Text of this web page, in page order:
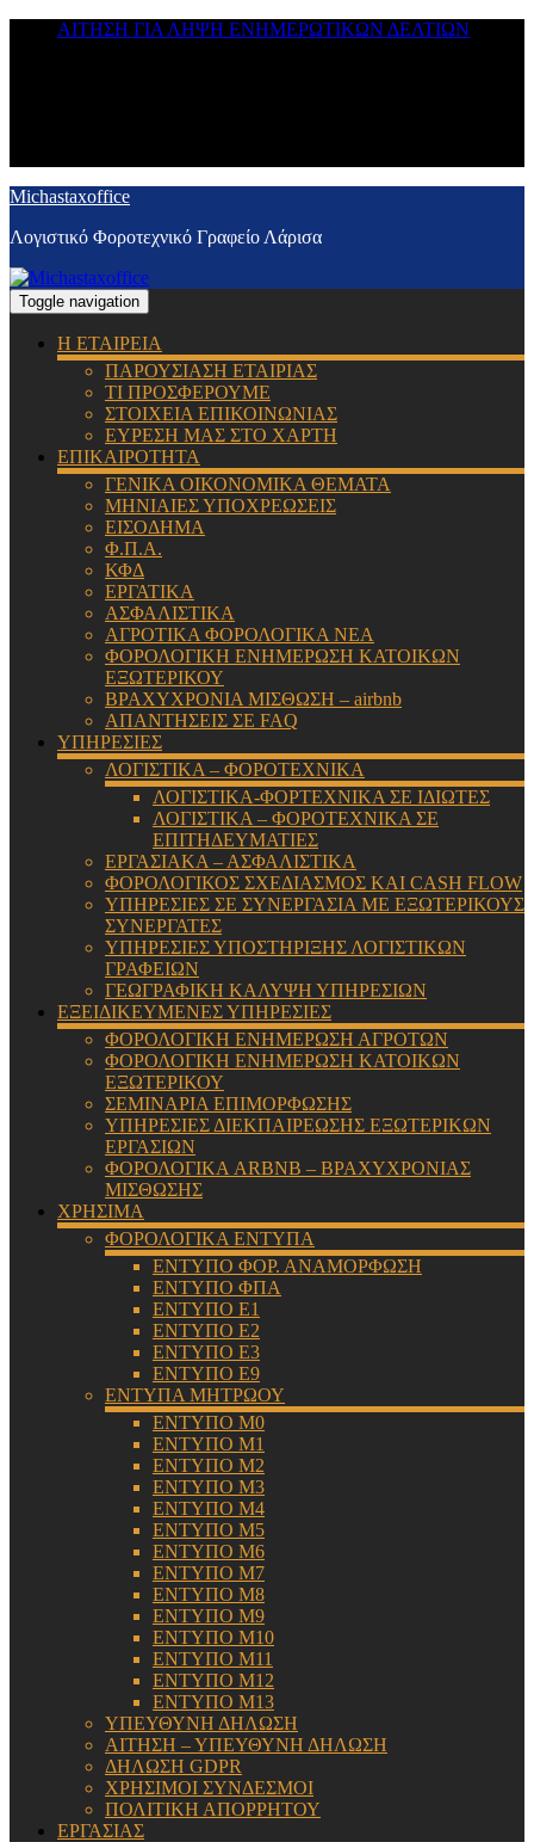
ΑΙΤΗΣΗ ΓΙΑ ΛΗΨΗ ΕΝΗΜΕΡΩΤΙΚΩΝ ΔΕΛΤΙΩΝ
Michastaxoffice
Λογιστικό Φοροτεχνικό Γραφείο Λάρισα
Toggle navigation
Η ΕΤΑΙΡΕΙΑ
ΠΑΡΟΥΣΙΑΣΗ ΕΤΑΙΡΙΑΣ
ΤΙ ΠΡΟΣΦΕΡΟΥΜΕ
ΣΤΟΙΧΕΙΑ ΕΠΙΚΟΙΝΩΝΙΑΣ
ΕΥΡΕΣΗ ΜΑΣ ΣΤΟ ΧΑΡΤΗ
ΕΠΙΚΑΙΡΟΤΗΤΑ
ΓΕΝΙΚΑ ΟΙΚΟΝΟΜΙΚΑ ΘΕΜΑΤΑ
ΜΗΝΙΑΙΕΣ ΥΠΟΧΡΕΩΣΕΙΣ
ΕΙΣΟΔΗΜΑ
Φ.Π.Α.
ΚΦΔ
ΕΡΓΑΤΙΚΑ
ΑΣΦΑΛΙΣΤΙΚΑ
ΑΓΡΟΤΙΚΑ ΦΟΡΟΛΟΓΙΚΑ ΝΕΑ
ΦΟΡΟΛΟΓΙΚΗ ΕΝΗΜΕΡΩΣΗ ΚΑΤΟΙΚΩΝ
ΕΞΩΤΕΡΙΚΟΥ
ΒΡΑΧΥΧΡΟΝΙΑ ΜΙΣΘΩΣΗ – airbnb
ΑΠΑΝΤΗΣΕΙΣ ΣΕ FAQ
ΥΠΗΡΕΣΙΕΣ
ΛΟΓΙΣΤΙΚΑ – ΦΟΡΟΤΕΧΝΙΚΑ
ΛΟΓΙΣΤΙΚΑ-ΦΟΡΤΕΧΝΙΚΑ ΣΕ ΙΔΙΩΤΕΣ
ΛΟΓΙΣΤΙΚΑ – ΦΟΡΟΤΕΧΝΙΚΑ ΣΕ
ΕΠΙΤΗΔΕΥΜΑΤΙΕΣ
ΕΡΓΑΣΙΑΚΑ – ΑΣΦΑΛΙΣΤΙΚΑ
ΦΟΡΟΛΟΓΙΚΟΣ ΣΧΕΔΙΑΣΜΟΣ ΚΑΙ CASH FLOW
ΥΠΗΡΕΣΙΕΣ ΣΕ ΣΥΝΕΡΓΑΣΙΑ ΜΕ ΕΞΩΤΕΡΙΚΟΥΣ
ΣΥΝΕΡΓΑΤΕΣ
ΥΠΗΡΕΣΙΕΣ ΥΠΟΣΤΗΡΙΞΗΣ ΛΟΓΙΣΤΙΚΩΝ
ΓΡΑΦΕΙΩΝ
ΓΕΩΓΡΑΦΙΚΗ ΚΑΛΥΨΗ ΥΠΗΡΕΣΙΩΝ
ΕΞΕΙΔΙΚΕΥΜΕΝΕΣ ΥΠΗΡΕΣΙΕΣ
ΦΟΡΟΛΟΓΙΚΗ ΕΝΗΜΕΡΩΣΗ ΑΓΡΟΤΩΝ
ΦΟΡΟΛΟΓΙΚΗ ΕΝΗΜΕΡΩΣΗ ΚΑΤΟΙΚΩΝ
ΕΞΩΤΕΡΙΚΟΥ
ΣΕΜΙΝΑΡΙΑ ΕΠΙΜΟΡΦΩΣΗΣ
ΥΠΗΡΕΣΙΕΣ ΔΙΕΚΠΑΙΡΕΩΣΗΣ ΕΞΩΤΕΡΙΚΩΝ
ΕΡΓΑΣΙΩΝ
ΦΟΡΟΛΟΓΙΚΑ ARBNB – ΒΡΑΧΥΧΡΟΝΙΑΣ
ΜΙΣΘΩΣΗΣ
ΧΡΗΣΙΜΑ
ΦΟΡΟΛΟΓΙΚΑ ΕΝΤΥΠΑ
ΕΝΤΥΠΟ ΦΟΡ. ΑΝΑΜΟΡΦΩΣΗ
ΕΝΤΥΠΟ ΦΠΑ
ΕΝΤΥΠΟ Ε1
ΕΝΤΥΠΟ Ε2
ΕΝΤΥΠΟ Ε3
ΕΝΤΥΠΟ Ε9
ΕΝΤΥΠΑ ΜΗΤΡΩΟΥ
ΕΝΤΥΠΟ Μ0
ΕΝΤΥΠΟ Μ1
ΕΝΤΥΠΟ Μ2
ΕΝΤΥΠΟ Μ3
ΕΝΤΥΠΟ Μ4
ΕΝΤΥΠΟ Μ5
ΕΝΤΥΠΟ Μ6
ΕΝΤΥΠΟ Μ7
ΕΝΤΥΠΟ Μ8
ΕΝΤΥΠΟ Μ9
ΕΝΤΥΠΟ Μ10
ΕΝΤΥΠΟ Μ11
ΕΝΤΥΠΟ Μ12
ΕΝΤΥΠΟ Μ13
ΥΠΕΥΘΥΝΗ ΔΗΛΩΣΗ
ΑΙΤΗΣΗ – ΥΠΕΥΘΥΝΗ ΔΗΛΩΣΗ
ΔΗΛΩΣΗ GDPR
ΧΡΗΣΙΜΟΙ ΣΥΝΔΕΣΜΟΙ
ΠΟΛΙΤΙΚΗ ΑΠΟΡΡΗΤΟΥ
ΕΡΓΑΣΙΑΣ